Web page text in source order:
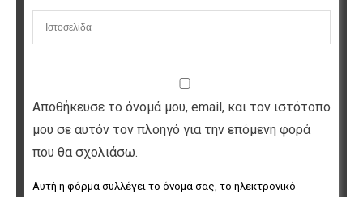
Αποθήκευσε το όνομά μου, email, και τον ιστότοπο
μου σε αυτόν τον πλοηγό για την επόμενη φορά
που θα σχολιάσω.
Αυτή η φόρμα συλλέγει το όνομά σας, το ηλεκτρονικό